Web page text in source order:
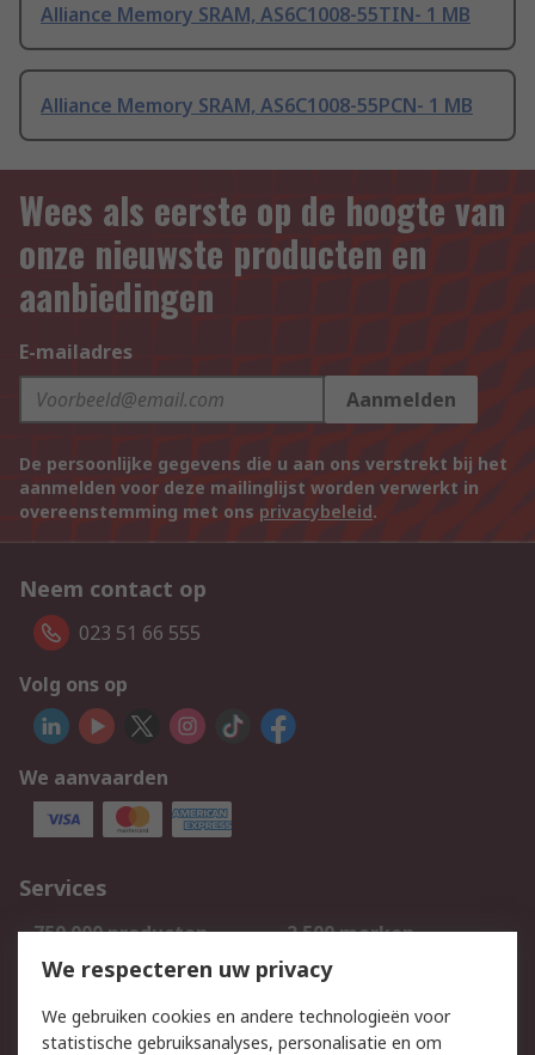
Alliance Memory SRAM, AS6C1008-55TIN- 1 MB
Alliance Memory SRAM, AS6C1008-55PCN- 1 MB
Wees als eerste op de hoogte van
onze nieuwste producten en
aanbiedingen
E-mailadres
Aanmelden
De persoonlijke gegevens die u aan ons verstrekt bij het
aanmelden voor deze mailinglijst worden verwerkt in
overeenstemming met ons privacybeleid.
Neem contact op
023 51 66 555
Volg ons op
We aanvaarden
Services
750.000 producten
2.500 merken
Bestellen
Inkoopoplossingen
Track & Trace
We respecteren uw privacy
We gebruiken cookies en andere technologieën voor
statistische gebruiksanalyses, personalisatie en om